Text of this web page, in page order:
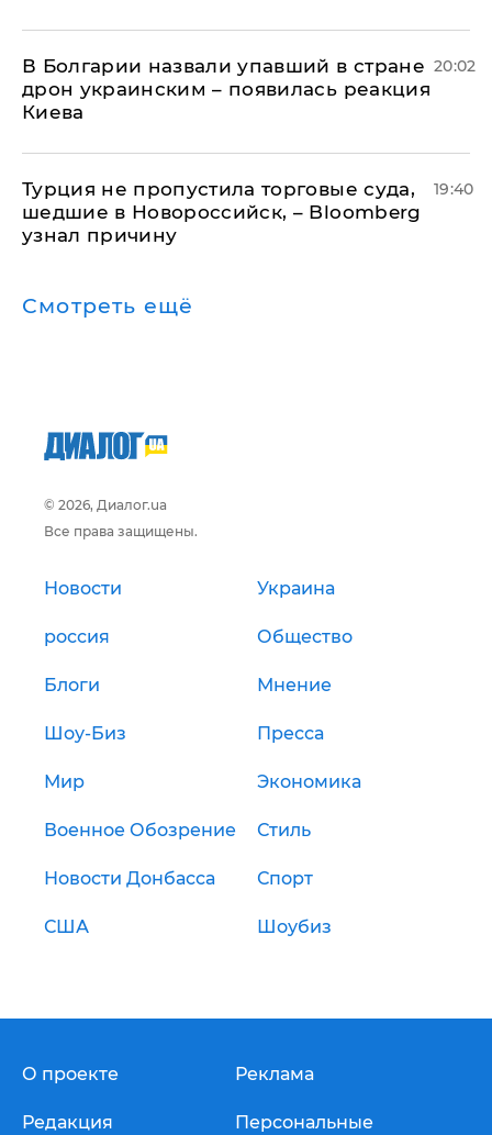
В Болгарии назвали упавший в стране
дрон украинским – появилась реакция
Киева
20:02
Турция не пропустила торговые суда,
шедшие в Новороссийск, – Bloomberg
узнал причину
19:40
Смотреть ещё
© 2026, Диалог.ua
Все права защищены.
Новости Украина
россия Общество
Блоги Мнение
Шоу-Биз Пресса
Мир Экономика
Военное Обозрение Стиль
Новости Донбасса Спорт
США Шоубиз
О проекте
Редакция
Реклама
Персональные